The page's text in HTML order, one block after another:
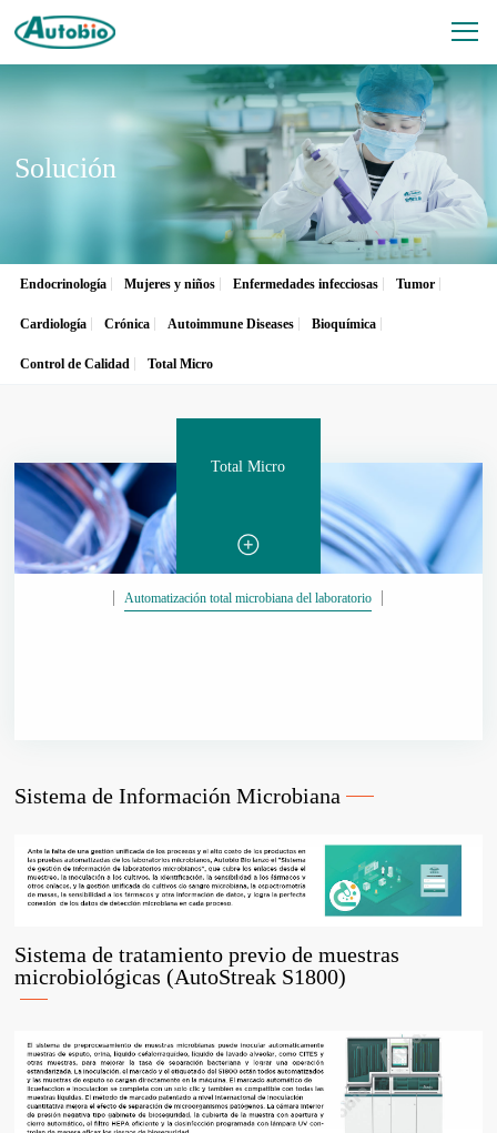
Solución
Endocrinología Mujeres y niños Enfermedades infecciosas Tumor
Cardiología Crónica Autoimmune Diseases Bioquímica
Control de Calidad Total Micro
Total Micro
Automatización total microbiana del laboratorio
Sistema de Información Microbiana
Sistema de tratamiento previo de muestras
microbiológicas (AutoStreak S1800)